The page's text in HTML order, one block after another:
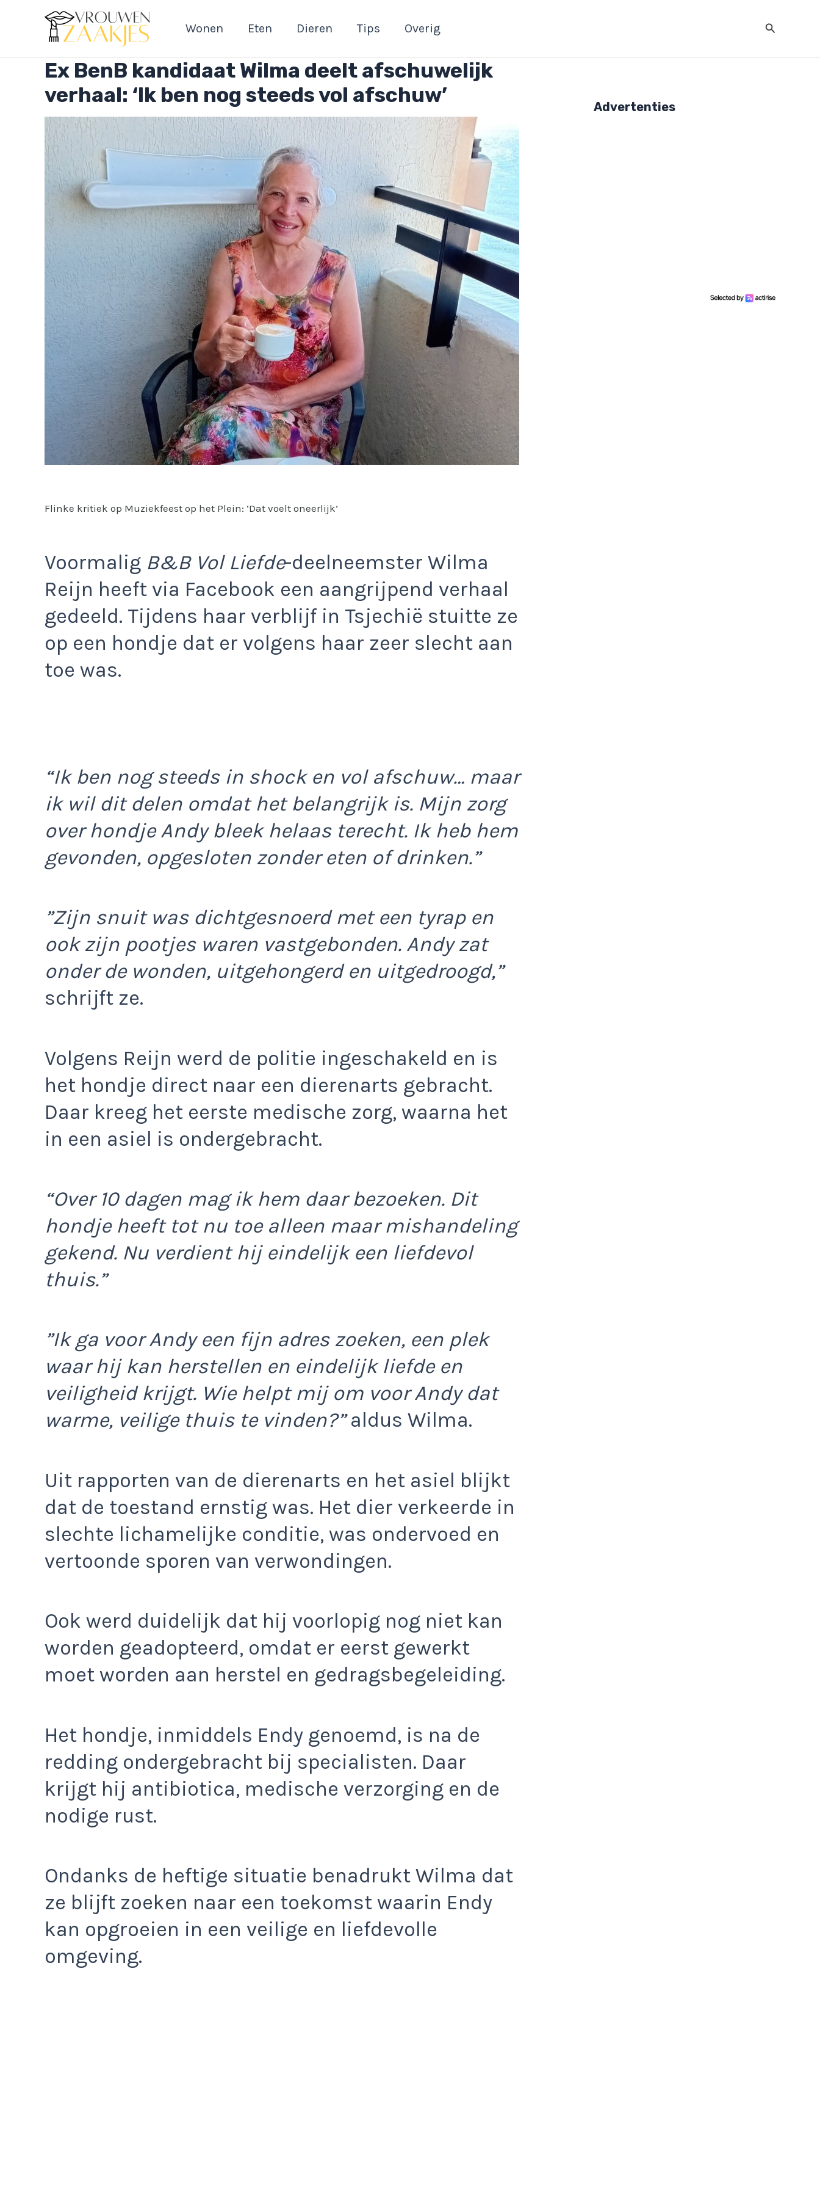
Wonen Eten Dieren Tips Overig Zoeken
Ex BenB kandidaat Wilma deelt afschuwelijk
verhaal: ‘Ik ben nog steeds vol afschuw’
Flinke kritiek op Muziekfeest op het Plein: ‘Dat voelt oneerlijk’
Voormalig B&B Vol Liefde-deelneemster Wilma
Reijn heeft via Facebook een aangrijpend verhaal
gedeeld. Tijdens haar verblijf in Tsjechië stuitte ze
op een hondje dat er volgens haar zeer slecht aan
toe was.
“Ik ben nog steeds in shock en vol afschuw… maar
ik wil dit delen omdat het belangrijk is. Mijn zorg
over hondje Andy bleek helaas terecht. Ik heb hem
gevonden, opgesloten zonder eten of drinken.”
”Zijn snuit was dichtgesnoerd met een tyrap en
ook zijn pootjes waren vastgebonden. Andy zat
onder de wonden, uitgehongerd en uitgedroogd,”
schrijft ze.
Volgens Reijn werd de politie ingeschakeld en is
het hondje direct naar een dierenarts gebracht.
Daar kreeg het eerste medische zorg, waarna het
in een asiel is ondergebracht.
“Over 10 dagen mag ik hem daar bezoeken. Dit
hondje heeft tot nu toe alleen maar mishandeling
gekend. Nu verdient hij eindelijk een liefdevol
thuis.”
”Ik ga voor Andy een fijn adres zoeken, een plek
waar hij kan herstellen en eindelijk liefde en
veiligheid krijgt. Wie helpt mij om voor Andy dat
warme, veilige thuis te vinden?”aldus Wilma.
Uit rapporten van de dierenarts en het asiel blijkt
dat de toestand ernstig was. Het dier verkeerde in
slechte lichamelijke conditie, was ondervoed en
vertoonde sporen van verwondingen.
Ook werd duidelijk dat hij voorlopig nog niet kan
worden geadopteerd, omdat er eerst gewerkt
moet worden aan herstel en gedragsbegeleiding.
Het hondje, inmiddels Endy genoemd, is na de
redding ondergebracht bij specialisten. Daar
krijgt hij antibiotica, medische verzorging en de
nodige rust.
Ondanks de heftige situatie benadrukt Wilma dat
ze blijft zoeken naar een toekomst waarin Endy
kan opgroeien in een veilige en liefdevolle
omgeving.
Advertenties